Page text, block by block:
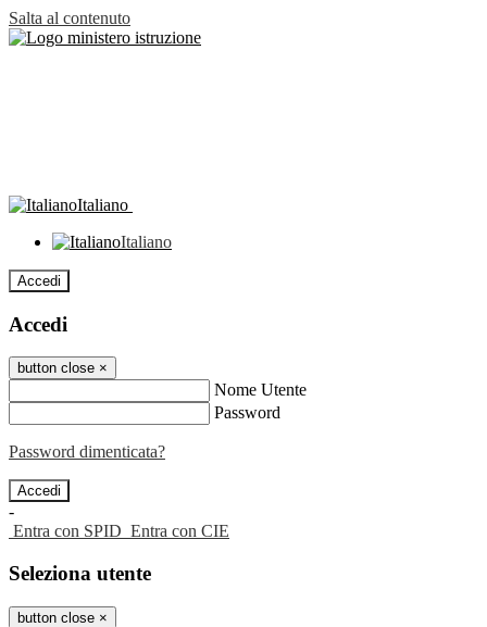
Salta al contenuto
Italiano
Italiano
Accedi
Accedi
button close ×
Nome Utente
Password
Password dimenticata?
-
Entra con SPID Entra con CIE
Seleziona utente
button close ×